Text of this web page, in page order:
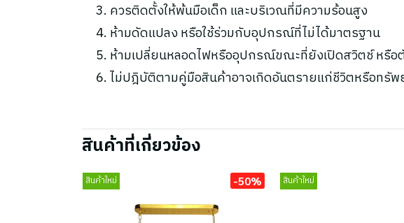
ควรติดตั้งให้พ้นมือเด็ก และบริเวณที่มีความร้อนสูง
ห้ามดัดแปลง หรือใช้ร่วมกับอุปกรณ์ที่ไม่ได้มาตรฐาน
ห้ามเปลี่ยนหลอดไฟหรืออุปกรณ์ขณะที่ยังเปิดสวิตช์ หรือ
ไม่ปฎิบัติตามคู่มือสินค้าอาจเกิดอันตรายแก่ชีวิตหรือทรั
สินค้าที่เกี่ยวข้อง
สินค้าใหม่ -50% สินค้าใหม่